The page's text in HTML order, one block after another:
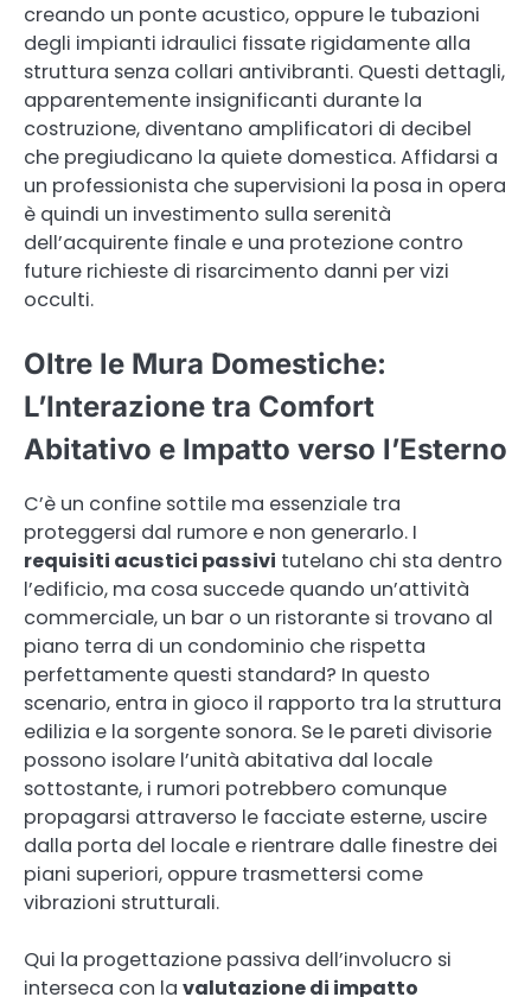
creando un ponte acustico, oppure le tubazioni
degli impianti idraulici fissate rigidamente alla
struttura senza collari antivibranti. Questi dettagli,
apparentemente insignificanti durante la
costruzione, diventano amplificatori di decibel
che pregiudicano la quiete domestica. Affidarsi a
un professionista che supervisioni la posa in opera
è quindi un investimento sulla serenità
dell’acquirente finale e una protezione contro
future richieste di risarcimento danni per vizi
occulti.
Oltre le Mura Domestiche:
L’Interazione tra Comfort
Abitativo e Impatto verso l’Esterno
C’è un confine sottile ma essenziale tra
proteggersi dal rumore e non generarlo. I
requisiti acustici passivi tutelano chi sta dentro
l’edificio, ma cosa succede quando un’attività
commerciale, un bar o un ristorante si trovano al
piano terra di un condominio che rispetta
perfettamente questi standard? In questo
scenario, entra in gioco il rapporto tra la struttura
edilizia e la sorgente sonora. Se le pareti divisorie
possono isolare l’unità abitativa dal locale
sottostante, i rumori potrebbero comunque
propagarsi attraverso le facciate esterne, uscire
dalla porta del locale e rientrare dalle finestre dei
piani superiori, oppure trasmettersi come
vibrazioni strutturali.
Qui la progettazione passiva dell’involucro si
interseca con la valutazione di impatto